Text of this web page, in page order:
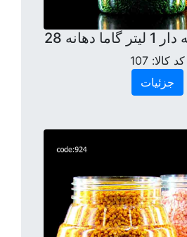
28
کد کالا: 107
جزئیات